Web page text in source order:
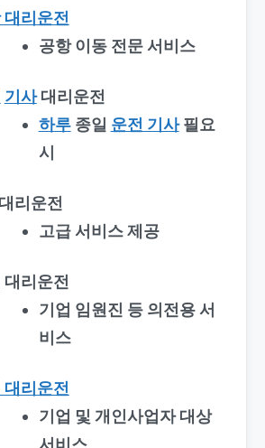
대리운전
공항 이동 전문 서비스
기사대리운전
하루종일 운전 기사필요
시
리운전
고급 서비스 제공
대리운전
기업 임원진 등 의전용 서
비스
대리운전
기업 및 개인사업자 대상
서비스